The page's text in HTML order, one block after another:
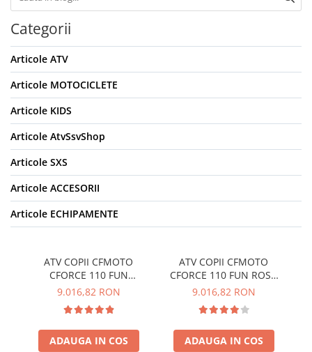
Categorii
Articole ATV
Articole MOTOCICLETE
Articole KIDS
Articole AtvSsvShop
Articole SXS
Articole ACCESORII
Articole ECHIPAMENTE
ATV COPII CFMOTO
CFORCE 110 FUN
ALBASTRU 2026
9.016,82 RON
ADAUGA IN COS
ATV COPII CFMOTO
CFORCE 110 FUN ROSU
2026
9.016,82 RON
ADAUGA IN COS